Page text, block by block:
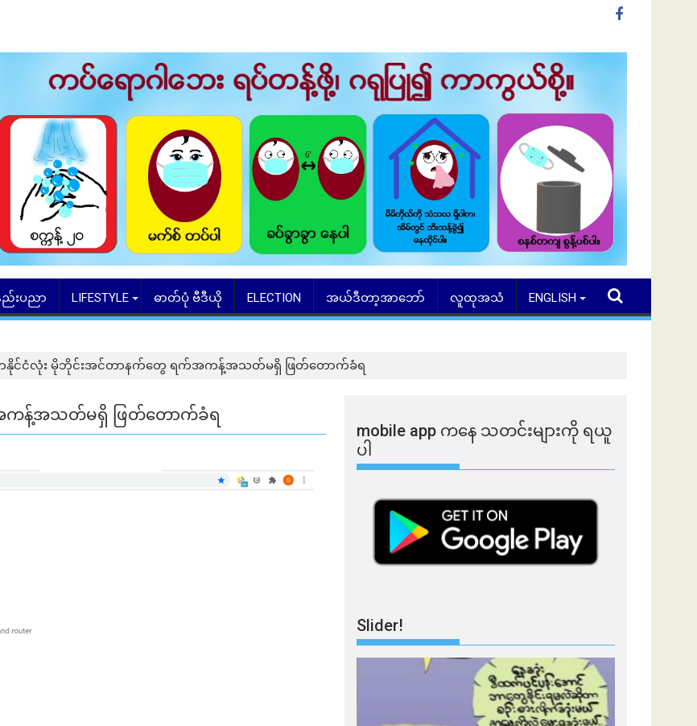
ည်းပညာ LIFESTYLE ဓာတ်ပုံ ဗီဒီယို ELECTION အယ်ဒီတာ့အာဘော် လူထုအသံ ENGLISH
တနိုင်ငံလုံး မိုဘိုင်းအင်တာနက်တွေ ရက်အကန့်အသတ်မရှိ ဖြတ်တောက်ခံရ
ကန့်အသတ်မရှိ ဖြတ်တောက်ခံရ
mobile app ​​ကနေ ​​သတင်းများကို ရယူ
ပါ
Slider!